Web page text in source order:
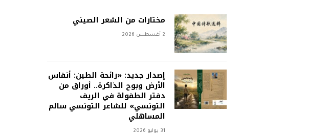
مختارات من الشعر الصيني
2 أغسطس 2026
إصدار جديد: «رائحة الطين: أنفاس
الأرض وبوح الذاكرة.. أوراق من
دفتر الطفولة في الريف
التونسي» للشاعر التونسي سالم
المساهلي
31 يوليو 2026